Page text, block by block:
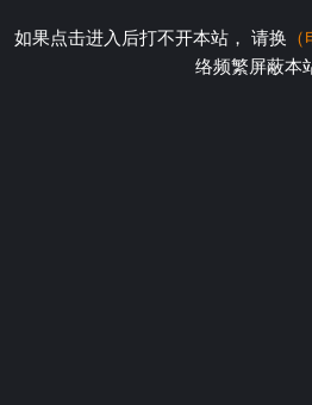
如果点击进入后打不开本站， 请换
络频繁屏蔽本